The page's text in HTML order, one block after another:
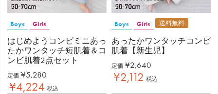
Boys Girls
はじめようコンビミニあっ
たかワンタッチ短肌着＆コ
ンビ肌着2点セット
定価 ¥5,280
¥4,224 税込
Boys Girls 送料無料
あったかワンタッチコンビ
肌着【新生児】
定価 ¥2,640
¥2,112 税込